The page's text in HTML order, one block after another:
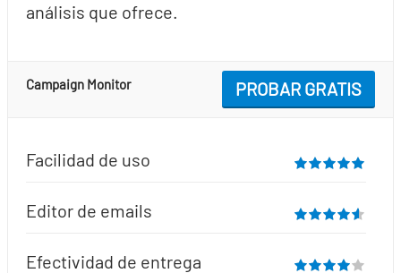
análisis que ofrece.
PROBAR GRATIS
Campaign Monitor
Facilidad de uso
Editor de emails
Efectividad de entrega